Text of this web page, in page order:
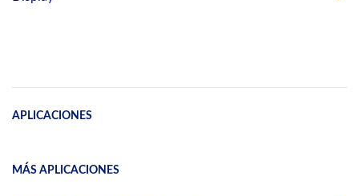
APLICACIONES
MÁS APLICACIONES